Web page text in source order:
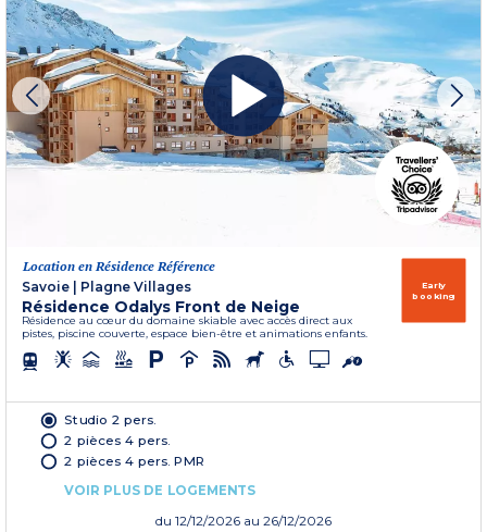
Location en Résidence Référence
Savoie
Plagne Villages
Résidence Odalys Front de Neige
Résidence au cœur du domaine skiable avec accès direct aux
pistes, piscine couverte, espace bien-être et animations enfants.
Early
booking
Studio 2 pers.
2 pièces 4 pers.
2 pièces 4 pers. PMR
VOIR PLUS DE LOGEMENTS
du 12/12/2026 au 26/12/2026